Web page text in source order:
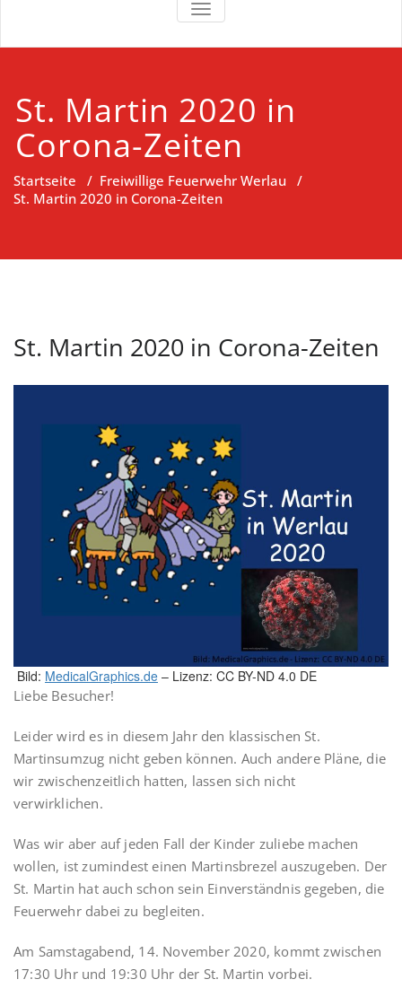
NAVIGATION UMSCHALTEN
St. Martin 2020 in
Corona-Zeiten
Startseite / Freiwillige Feuerwehr Werlau /
St. Martin 2020 in Corona-Zeiten
St. Martin 2020 in Corona-Zeiten
Bild: MedicalGraphics.de – Lizenz: CC BY-ND 4.0 DE
Liebe Besucher!
Leider wird es in diesem Jahr den klassischen St.
Martinsumzug nicht geben können. Auch andere Pläne, die
wir zwischenzeitlich hatten, lassen sich nicht
verwirklichen.
Was wir aber auf jeden Fall der Kinder zuliebe machen
wollen, ist zumindest einen Martinsbrezel auszugeben. Der
St. Martin hat auch schon sein Einverständnis gegeben, die
Feuerwehr dabei zu begleiten.
Am Samstagabend, 14. November 2020, kommt zwischen
17:30 Uhr und 19:30 Uhr der St. Martin vorbei.